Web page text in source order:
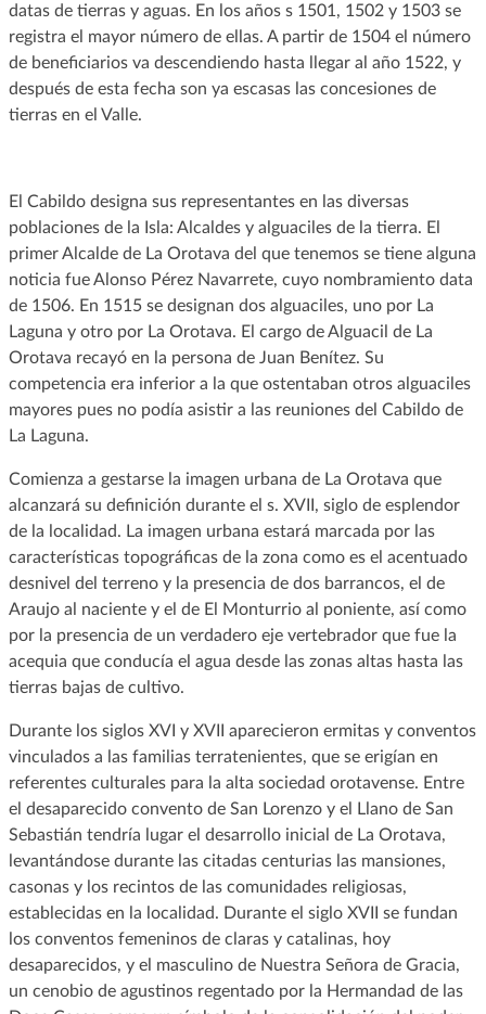
datas de tierras y aguas. En los años s 1501, 1502 y 1503 se
registra el mayor número de ellas. A partir de 1504 el número
de beneficiarios va descendiendo hasta llegar al año 1522, y
después de esta fecha son ya escasas las concesiones de
tierras en el Valle.
El Cabildo designa sus representantes en las diversas
poblaciones de la Isla: Alcaldes y alguaciles de la tierra. El
primer Alcalde de La Orotava del que tenemos se tiene alguna
noticia fue Alonso Pérez Navarrete, cuyo nombramiento data
de 1506. En 1515 se designan dos alguaciles, uno por La
Laguna y otro por La Orotava. El cargo de Alguacil de La
Orotava recayó en la persona de Juan Benítez. Su
competencia era inferior a la que ostentaban otros alguaciles
mayores pues no podía asistir a las reuniones del Cabildo de
La Laguna.
Comienza a gestarse la imagen urbana de La Orotava que
alcanzará su definición durante el s. XVII, siglo de esplendor
de la localidad. La imagen urbana estará marcada por las
características topográficas de la zona como es el acentuado
desnivel del terreno y la presencia de dos barrancos, el de
Araujo al naciente y el de El Monturrio al poniente, así como
por la presencia de un verdadero eje vertebrador que fue la
acequia que conducía el agua desde las zonas altas hasta las
tierras bajas de cultivo.
Durante los siglos XVI y XVII aparecieron ermitas y conventos
vinculados a las familias terratenientes, que se erigían en
referentes culturales para la alta sociedad orotavense. Entre
el desaparecido convento de San Lorenzo y el Llano de San
Sebastián tendría lugar el desarrollo inicial de La Orotava,
levantándose durante las citadas centurias las mansiones,
casonas y los recintos de las comunidades religiosas,
establecidas en la localidad. Durante el siglo XVII se fundan
los conventos femeninos de claras y catalinas, hoy
desaparecidos, y el masculino de Nuestra Señora de Gracia,
un cenobio de agustinos regentado por la Hermandad de las